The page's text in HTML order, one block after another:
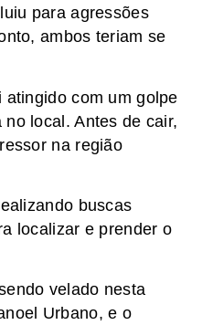
para agressões
ambos teriam se
com um golpe
local. Antes de cair,
na região
buscas
localizar e prender o
velado nesta
Urbano, e o